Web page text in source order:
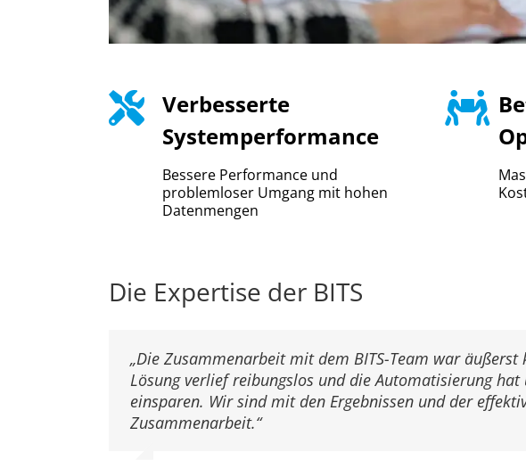
Verbesserte
Systemperformance
Bessere Performance und
problemloser Umgang mit hohen
Datenmengen
Die Expertise der BITS
„Die Zusammenarbeit mit dem BITS-Team war
Lösung verlief reibungslos und die Automatisierung
einsparen. Wir sind mit den Ergebnissen und der
Zusammenarbeit.“